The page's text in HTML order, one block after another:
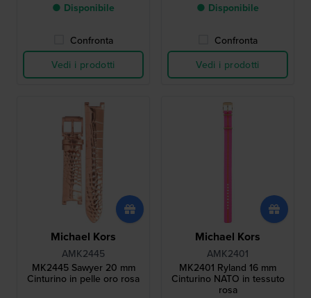
● Disponibile
Confronta
Vedi i prodotti
● Disponibile
Confronta
Vedi i prodotti
Michael Kors
AMK2445
MK2445 Sawyer 20 mm
Cinturino in pelle oro rosa
Michael Kors
AMK2401
MK2401 Ryland 16 mm
Cinturino NATO in tessuto
rosa